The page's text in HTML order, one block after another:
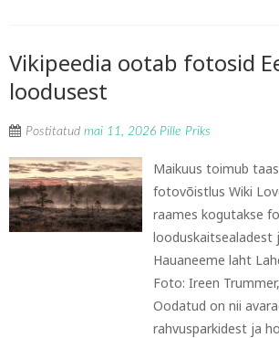
Vikipeedia ootab fotosid
loodusest
Postitatud mai 11, 2026 Pille Priks
Maikuus toimub
fotovõistlus Wiki
raames kogutakse
looduskaitsealadest
Hauaneeme laht
Foto: Ireen
Oodatud on nii
rahvusparkidest ja